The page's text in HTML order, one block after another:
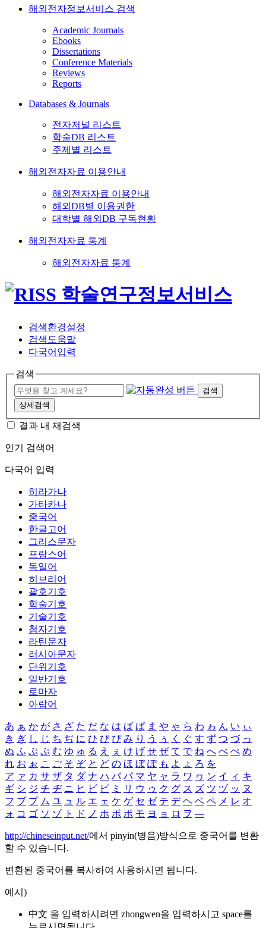
해외전자정보서비스 검색
Academic Journals
Ebooks
Dissertations
Conference Materials
Reviews
Reports
Databases & Journals
전자저널 리스트
학술DB 리스트
주제별 리스트
해외전자자료 이용안내
해외전자자료 이용안내
해외DB별 이용권한
대학별 해외DB 구독현황
해외전자자료 통계
해외전자자료 통계
검색환경설정
검색도움말
다국어입력
검색
검색
상세검색
결과 내 재검색
인기 검색어
다국어 입력
히라가나
가타카나
중국어
한글고어
그리스문자
프랑스어
독일어
히브리어
괄호기호
학술기호
기술기호
첨자기호
라틴문자
러시아문자
단위기호
일반기호
로마자
아랍어
あ ぁ か が さ ざ た だ な は ば ぱ ま や ゃ ら わ ゎ ん い ぃ
き ぎ し じ ち ぢ に ひ び ぴ み り う ぅ く ぐ す ず つ づ っ
ぬ ふ ぶ ぷ む ゆ ゅ る え ぇ け げ せ ぜ て で ね へ べ ぺ め
れ お ぉ こ ご そ ぞ と ど の ほ ぼ ぽ も よ ょ ろ を
ア ァ カ サ ザ タ ダ ナ ハ バ パ マ ヤ ャ ラ ワ ヮ ン イ ィ キ
ギ シ ジ チ ヂ ニ ヒ ビ ピ ミ リ ウ ゥ ク グ ス ズ ツ ヅ ッ ヌ
フ ブ プ ム ユ ュ ル エ ェ ケ ゲ セ ゼ テ デ ヘ ベ ペ メ レ オ
ォ コ ゴ ソ ゾ ト ド ノ ホ ボ ポ モ ヨ ョ ロ ヲ ―
http://chineseinput.net/에서 pinyin(병음)방식으로 중국어를 변환
할 수 있습니다.
변환된 중국어를 복사하여 사용하시면 됩니다.
예시)
中文 을 입력하시려면 zhongwen을 입력하시고 space를